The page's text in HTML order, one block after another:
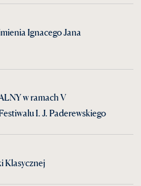
Ignacego Jana
w ramach V
I. J. Paderewskiego
Klasycznej